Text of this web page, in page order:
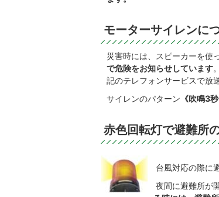
モーターサイレンに
災害時には、スピーカーを使
で危険をお知らせしています
記のテレフォンサービスで放
サイレンのパターン 《吹鳴3
赤色回転灯で避難所
台風対応の際に
夜間に避難所が